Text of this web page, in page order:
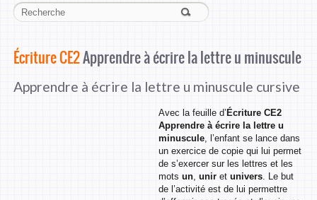
Écriture CE2Apprendre à écrire la lettre u minuscule
Apprendre à écrire la lettre u minuscule cursive
Avec la feuille d’ Écriture CE2
Apprendre à écrire la lettre u
minuscule, l’enfant se lance dans
un exercice de copie qui lui permet
de s’exercer sur les lettres et les
mots un, uniret univers. Le but
de l’activité est de lui permettre